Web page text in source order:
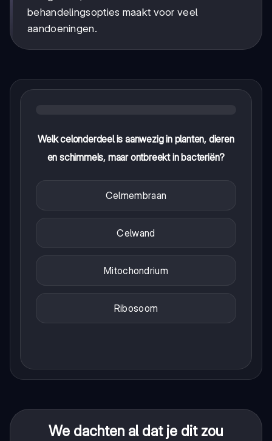
behandelingsopties maakt voor veel
aandoeningen.
Welk celonderdeel is aanwezig in planten, dieren
en schimmels, maar ontbreekt in bacteriën?
Celmembraan
Celwand
Mitochondrium
Ribosoom
We dachten al dat je dit zou